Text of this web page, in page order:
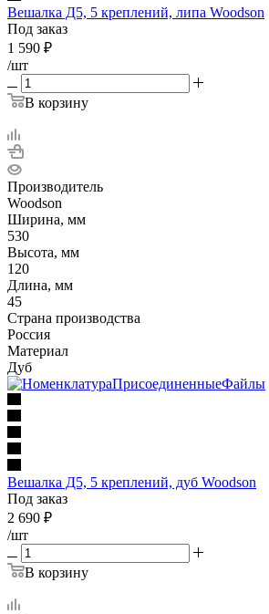
Вешалка Д5, 5 креплений, липа Woodson
Под заказ
1 590 ₽
/шт
В корзину
Производитель
Woodson
Ширина, мм
530
Высота, мм
120
Длина, мм
45
Страна производства
Россия
Материал
Дуб
Вешалка Д5, 5 креплений, дуб Woodson
Под заказ
2 690 ₽
/шт
В корзину